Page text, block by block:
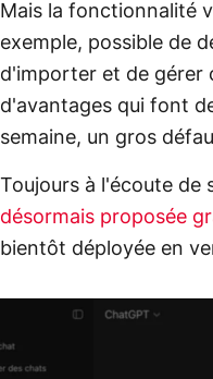
Mais la fonctionnalité
exemple, possible de
d'importer et de gérer
d'avantages qui font
semaine, un gros
Toujours à l'écoute de
désormais proposée
bientôt déployée en